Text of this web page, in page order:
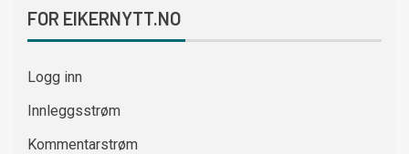
FOR EIKERNYTT.NO
Logg inn
Innleggsstrøm
Kommentarstrøm